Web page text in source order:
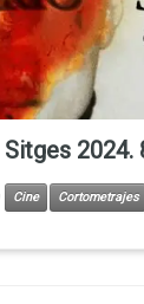
Sitges
Cine Cortometrajes